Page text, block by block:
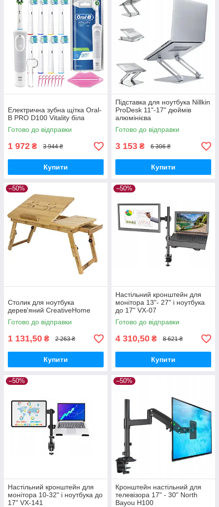
Електрична зубна щітка Oral-
B PRO D100 Vitality біла
Готово до відправки
1 972 ₴ 3 944 ₴
Купити
Підставка для ноутбука Nillkin
ProDesk 11"-17" дюймів
алюмінієва
Готово до відправки
3 153 ₴ 6 306 ₴
Купити
–50%
Столик для ноутбука
дерев'яний CreativeHome
Готово до відправки
1 131,50 ₴ 2 263 ₴
Купити
–50%
Настільний кронштейн для
монітора 13"- 27" і ноутбука
до 17" VX-07
Готово до відправки
4 310,50 ₴ 8 621 ₴
Купити
–50%
Настільний кронштейн для
монітора 10-32" і ноутбука до
17" VX-141
–50%
Кронштейн настільний для
телевізора 17" - 30" North
Bayou H100